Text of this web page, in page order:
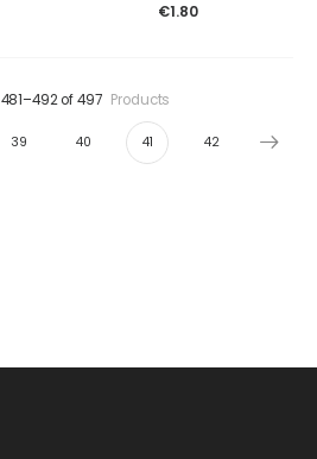
€1.80
481–492 of 497 Products
39 40 41 42